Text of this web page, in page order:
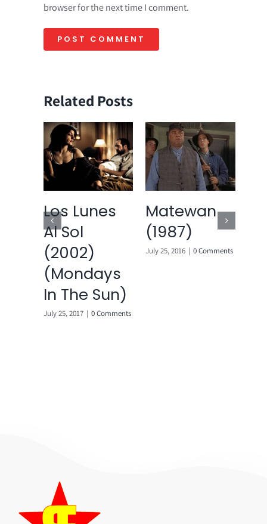
browser for the next time I comment.
Related Posts
Los Lunes
Al Sol
(2002)
(Mondays
In The Sun)
July 25, 2017 | 0 Comments
Matewan
(1987)
July 25, 2016 | 0 Comments